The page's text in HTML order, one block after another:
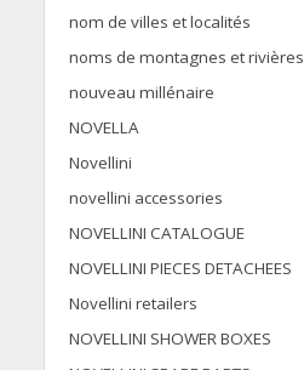
nom de villes et localités
noms de montagnes et rivières
nouveau millénaire
NOVELLA
Novellini
novellini accessories
NOVELLINI CATALOGUE
NOVELLINI PIECES DETACHEES
Novellini retailers
NOVELLINI SHOWER BOXES